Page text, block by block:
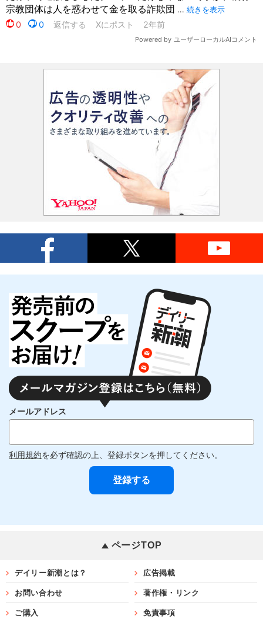
メールアドレス
利用規約を必ず確認の上、登録ボタンを押してください。
ページTOP
デイリー新潮とは？ 広告掲載
お問い合わせ 著作権・リンク
ご購入 免責事項